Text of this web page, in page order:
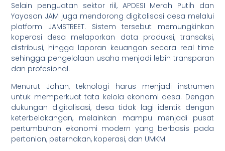
Selain penguatan sektor riil, APDESI Merah Putih dan
Yayasan JAM juga mendorong digitalisasi desa melalui
platform JAMSTREET. Sistem tersebut memungkinkan
koperasi desa melaporkan data produksi, transaksi,
distribusi, hingga laporan keuangan secara real time
sehingga pengelolaan usaha menjadi lebih transparan
dan profesional.
Menurut Johan, teknologi harus menjadi instrumen
untuk memperkuat tata kelola ekonomi desa. Dengan
dukungan digitalisasi, desa tidak lagi identik dengan
keterbelakangan, melainkan mampu menjadi pusat
pertumbuhan ekonomi modern yang berbasis pada
pertanian, peternakan, koperasi, dan UMKM.